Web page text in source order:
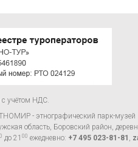
учётом НДС.
- этнографический парк-музей
область, Боровский район,
до 21 00 ежедневно: +7 495 023-81-81 ,